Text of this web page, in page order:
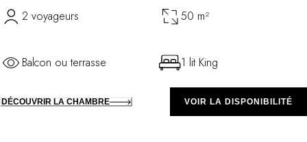
2 voyageurs 50 m²
Balcon ou terrasse 1 lit King
DÉCOUVRIR LA CHAMBRE VOIR LA DISPONIBILITÉ